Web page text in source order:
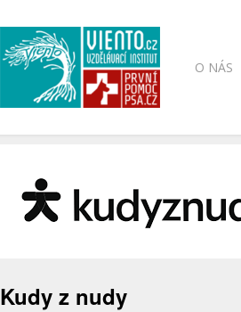
O NÁS
Kudy z nudy